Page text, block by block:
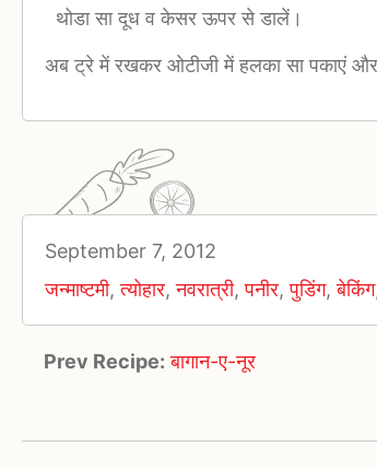
थोडा सा दूध व केसर ऊपर से डालें।
अब ट्रे में रखकर ओटीजी में हलका सा पकाएं और
September 7, 2012
जन्माष्टमी,त्योहार,नवरात्री,पनीर,पुडिंग,बेकिंग
Prev Recipe: बागान-ए-नूर